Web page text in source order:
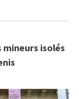
isolés